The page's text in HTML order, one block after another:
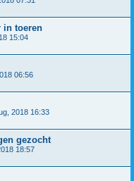
in toeren
15:04
06:56
2018 16:33
gezocht
18:57